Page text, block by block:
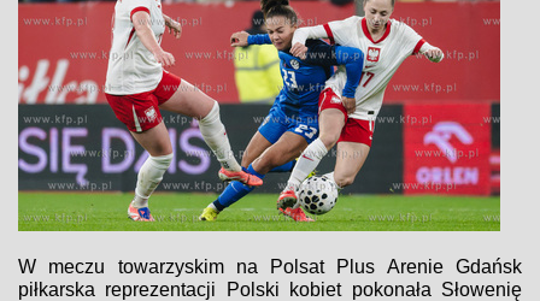
W meczu towarzyskim na Polsat Plus Arenie Gdańsk
piłkarska reprezentacji Polski kobiet pokonała Słowenię